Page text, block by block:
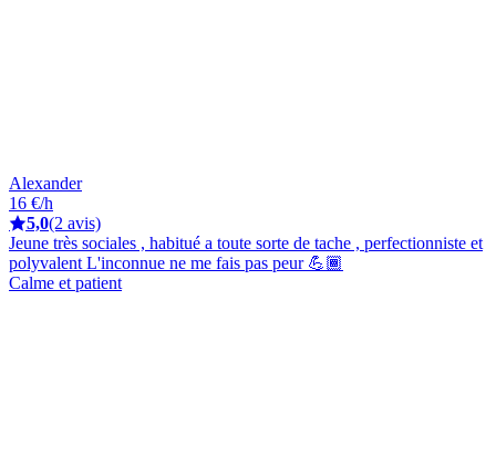
Alexander
16 €/h
5,0(2 avis)
Jeune très sociales , habitué a toute sorte de tache , perfectionniste et
polyvalent L'inconnue ne me fais pas peur 💪🏾
Calme et patient